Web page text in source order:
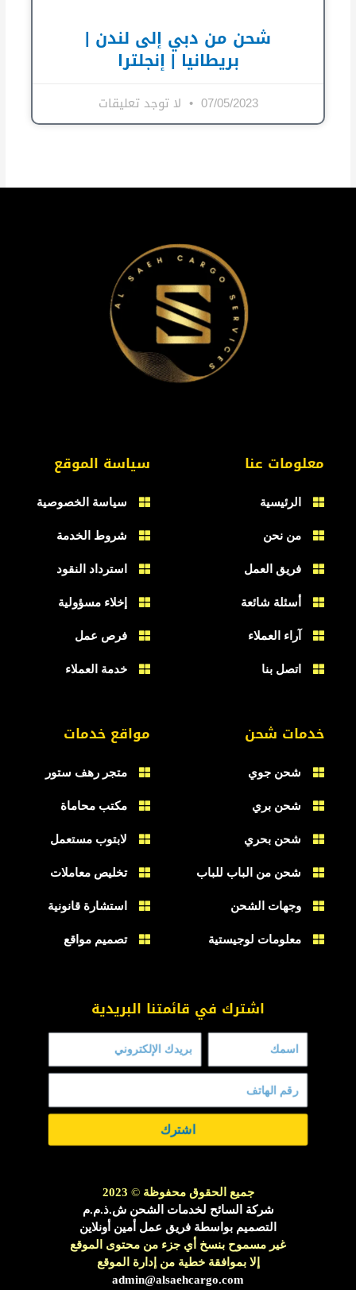
شحن من دبي إلى لندن |
بريطانيا | إنجلترا
07/05/2023 لا توجد تعليقات
معلومات عنا
الرئيسية
من نحن
فريق العمل
أسئلة شائعة
آراء العملاء
اتصل بنا
سياسة الموقع
سياسة الخصوصية
شروط الخدمة
استرداد النقود
إخلاء مسؤولية
فرص عمل
خدمة العملاء
خدمات شحن
شحن جوي
شحن بري
شحن بحري
شحن من الباب للباب
وجهات الشحن
معلومات لوجيستية
مواقع خدمات
متجر رهف ستور
مكتب محاماة
لابتوب مستعمل
تخليص معاملات
استشارة قانونية
تصميم مواقع
اشترك في قائمتنا البريدية
اشترك
جميع الحقوق محفوظة©
2023
شركة السائح لخدمات الشحن ش.ذ.م.م
التصميم بواسطة فريق عمل أمين أونلاين
غير مسموح بنسخ أي جزء من محتوى الموقع
إلا بموافقة خطية من إدارة الموقع
admin@alsaehcargo.com